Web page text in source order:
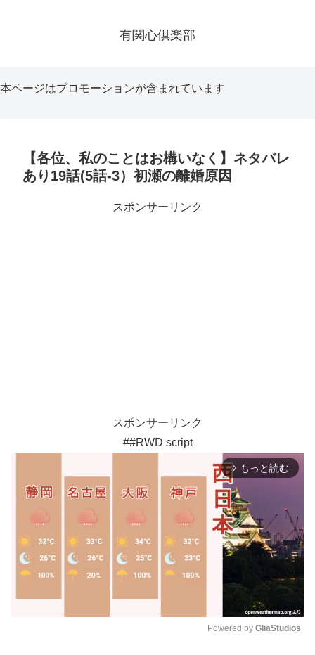
有関心倶楽部
本ページはプロモーションが含まれています
【各位、私のことはお構いなく】ネタバレ
あり19話(5話-3）初瀬の離婚原因
スポンサーリンク
スポンサーリンク
##RWD script
arrow_forward_ios もっと読む
Powered by GliaStudios